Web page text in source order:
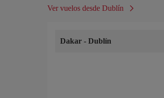
Ver vuelos desde Dublín
Dakar - Dublín